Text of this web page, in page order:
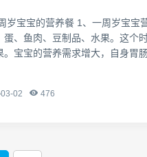
岁宝宝的营养餐 1、一周岁宝宝
、鱼肉、豆制品、水果。这个
。宝宝的营养需求增大，自身胃
02 476